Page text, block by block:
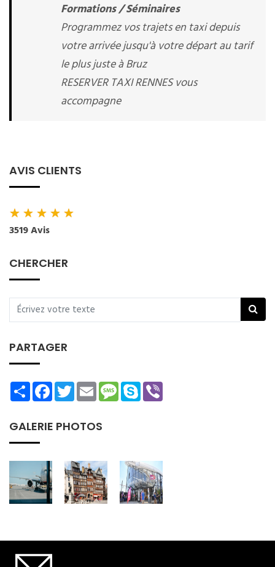
Formations / Séminaires
Programmez vos trajets en taxi depuis
votre arrivée jusqu'à votre départ au tarif
le plus juste à Bruz
RESERVER TAXI RENNES vous
accompagne
AVIS CLIENTS
★★★★★
3519 Avis
CHERCHER
PARTAGER
ShareFacebookTwitterEmailMessage
Skype
GALERIE PHOTOS